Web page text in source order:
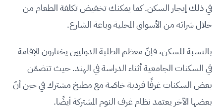
في ذلك إيجار السكن. كما يمكنك تخفيض تكلفة الطعام من
خلال شرائه من الأسواق المحلية وباعة الشارع.
بالنسبة للسكن، فإنّ معظم الطلبة الدوليين يختارون الإقامة
في السكنات الجامعية أثناء الدراسة في الهند. حيث تتضمّن
بعض السكنات غرفًا فردية خاصّة مع مطبخ مشترك في حين أنّ
بعضها الآخر يعتمد نظام غرف النوم المشتركة أيضًا.